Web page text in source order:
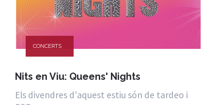
CONCERTS
Nits en Viu: Queens' Nights
Els divendres d'aquest estiu són de tardeo i